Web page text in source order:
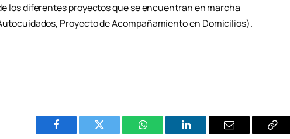
los diferentes proyectos que se encuentran en marcha
Proyecto de Acompañamiento en Domicilios).
Facebook Twitter WhatsAppLinkedIn Email